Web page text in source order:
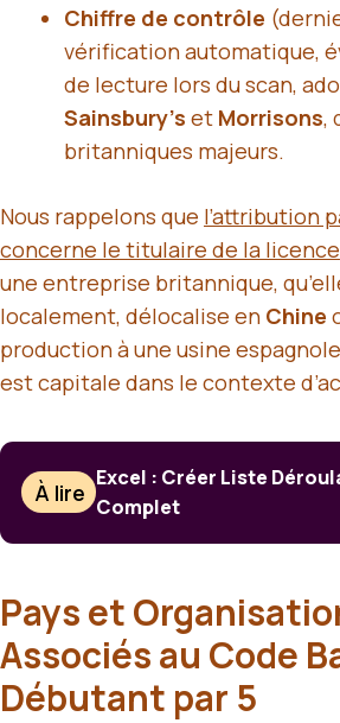
Chiffre de contrôle
vérification automatique,
de lecture lors du scan,
Sainsbury’s et Morrisons,
britanniques majeurs.
Nous rappelons que l’attribution
concerne le titulaire de la licence
une entreprise britannique,
localement, délocalise en Chine
production à une usine
est capitale dans le contexte
À lire
Excel : Créer Liste
Complet
Pays et
Associés au Code
Débutant par 5